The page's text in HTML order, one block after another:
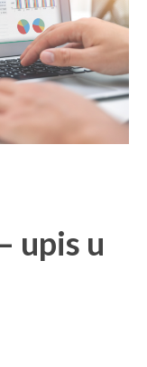
upis u